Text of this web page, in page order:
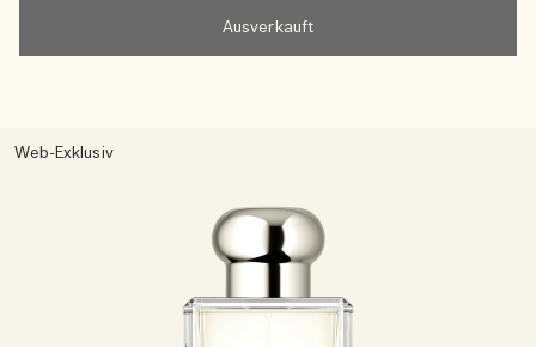
Ausverkauft
Web-Exklusiv